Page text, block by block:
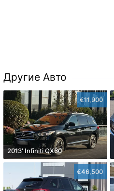
Другие Авто
€11,900
2013' Infiniti QX60
€46,500